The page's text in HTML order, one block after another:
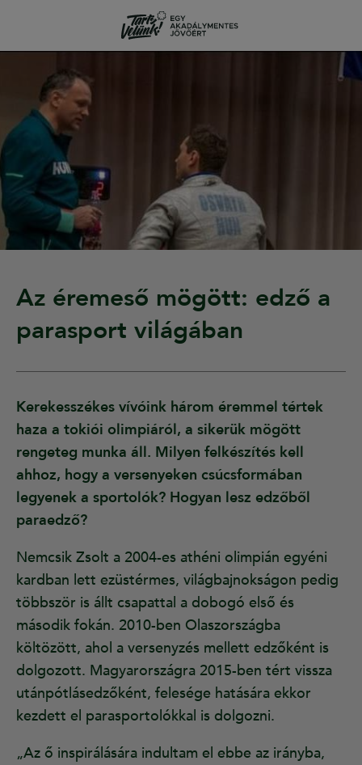
Az éremeső mögött: edző a
parasport világában
Kerekesszékes vívóink három éremmel tértek
haza a tokiói olimpiáról, a sikerük mögött
rengeteg munka áll. Milyen felkészítés kell
ahhoz, hogy a versenyeken csúcsformában
legyenek a sportolók? Hogyan lesz edzőből
paraedző?
Nemcsik Zsolt a 2004-es athéni olimpián egyéni
kardban lett ezüstérmes, világbajnokságon pedig
többször is állt csapattal a dobogó első és
második fokán. 2010-ben Olaszországba
költözött, ahol a versenyzés mellett edzőként is
dolgozott. Magyarországra 2015-ben tért vissza
utánpótlásedzőként, felesége hatására ekkor
kezdett el parasportolókkal is dolgozni.
„Az ő inspirálására indultam el ebbe az irányba,